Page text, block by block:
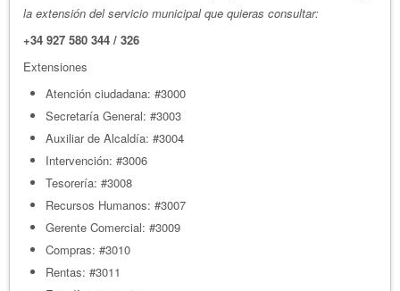
la extensión del servicio municipal que quieras consultar:
+34 927 580 344 / 326
Extensiones
Atención ciudadana: #3000
Secretaría General: #3003
Auxiliar de Alcaldía: #3004
Intervención: #3006
Tesorería: #3008
Recursos Humanos: #3007
Gerente Comercial: #3009
Compras: #3010
Rentas: #3011